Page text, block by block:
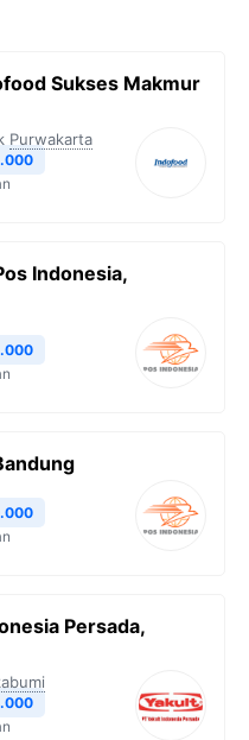
Sukses Makmur
Purwakarta
Indonesia,
Persada,